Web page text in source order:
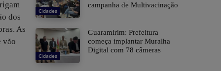
dos
As
vão
Cidades
campanha de Multivacinação
Cidades
Guaramirim: Prefeitura
começa implantar Muralha
Digital com 78 câmeras